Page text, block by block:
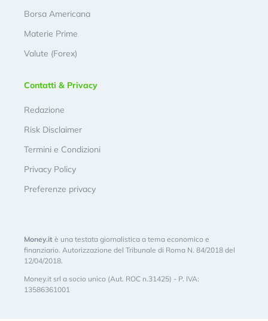
Borsa Americana
Materie Prime
Valute (Forex)
Contatti & Privacy
Redazione
Risk Disclaimer
Termini e Condizioni
Privacy Policy
Preferenze privacy
Money.it è una testata giornalistica a tema economico e
finanziario. Autorizzazione del Tribunale di Roma N. 84/2018 del
12/04/2018.
Money.it srl a socio unico (Aut. ROC n.31425) - P. IVA:
13586361001